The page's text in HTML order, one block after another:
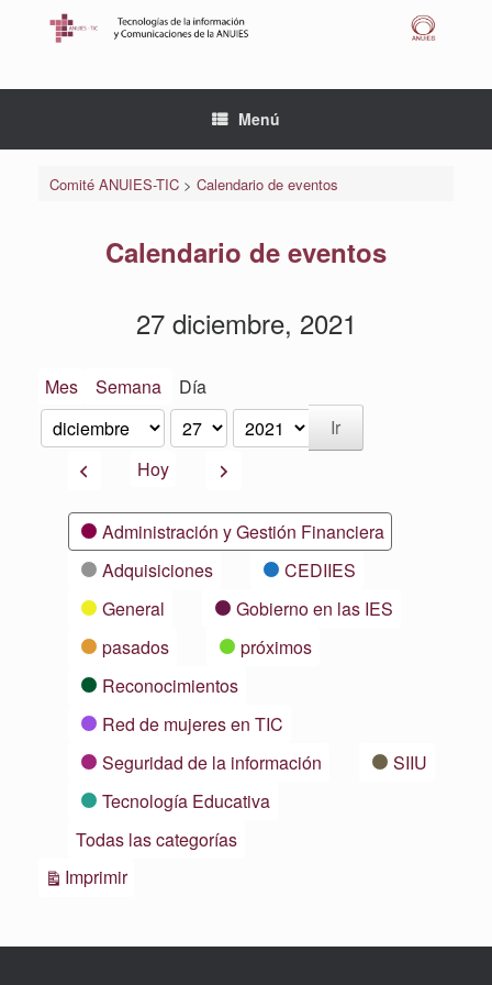
Menú
Comité ANUIES-TIC> Calendario de eventos
Calendario de eventos
27 diciembre, 2021
Mes Semana Día
Mes
Día
Año
AnteriorHoy Siguiente
CategoríasAdministración y Gestión Financiera
Adquisiciones
CEDIIES
General
Gobierno en las IES
pasados
próximos
Reconocimientos
Red de mujeres en TIC
Seguridad de la información
SIIU
Tecnología Educativa
Todas las categorías
ImprimirVistas